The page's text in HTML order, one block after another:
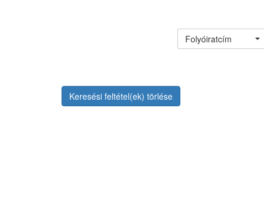
Folyóiratcím
Keresési feltétel(ek) törlése